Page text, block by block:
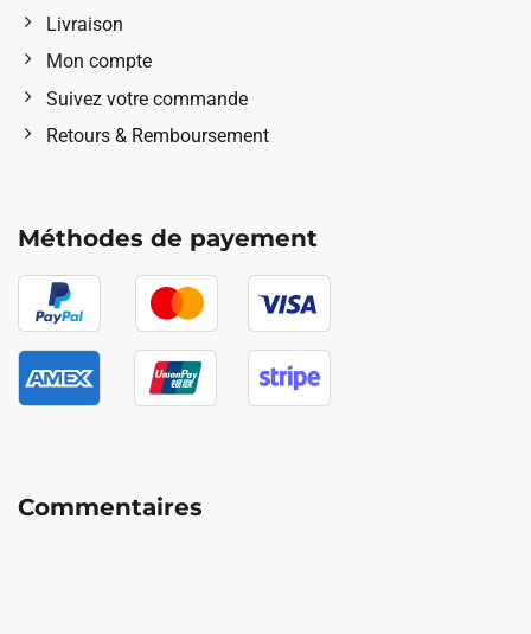
Livraison
Mon compte
Suivez votre commande
Retours & Remboursement
Méthodes de payement
Commentaires